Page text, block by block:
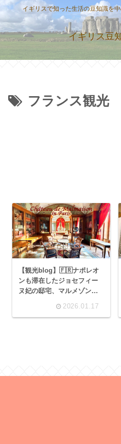
イギリスで知った生活の豆知識を
イギリス豆
フランス観光
【観光blog】🇫🇷ナポレオ
ンも滞在したジョセフィー
ヌ妃の邸宅、マルメゾン城
2026.01.17